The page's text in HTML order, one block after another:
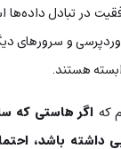
در تبادل داده‌ها
و سرورهای
هستند.
که اگر هاستی که
داشته باشد،